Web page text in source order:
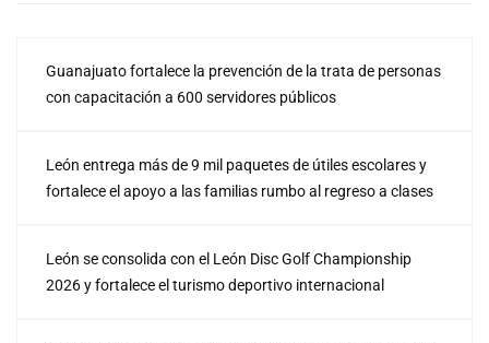
Guanajuato fortalece la prevención de la trata de personas
con capacitación a 600 servidores públicos
León entrega más de 9 mil paquetes de útiles escolares y
fortalece el apoyo a las familias rumbo al regreso a clases
León se consolida con el León Disc Golf Championship
2026 y fortalece el turismo deportivo internacional